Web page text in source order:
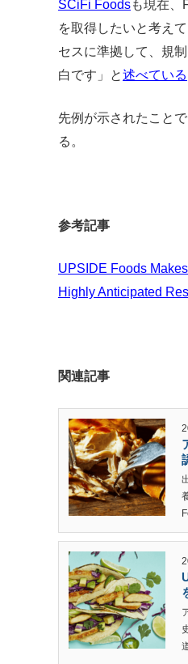
SCiFi Foodsも現在、
を取得したいと考え
セスに準拠して、規
白です」と述べている
先例が示されたこと
る。
参考記事
UPSIDE Foods
Highly Anticipated
関連記事